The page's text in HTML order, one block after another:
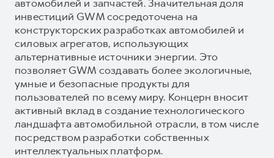
автомобилей и запчастей. Значительная доля
инвестиций GWM сосредоточена на
конструкторских разработках автомобилей и
силовых агрегатов, использующих
альтернативные источники энергии. Это
позволяет GWM создавать более экологичные,
умные и безопасные продукты для
пользователей по всему миру. Концерн вносит
активный вклад в создание технологического
ландшафта автомобильной отрасли, в том числе
посредством разработки собственных
интеллектуальных платформ.